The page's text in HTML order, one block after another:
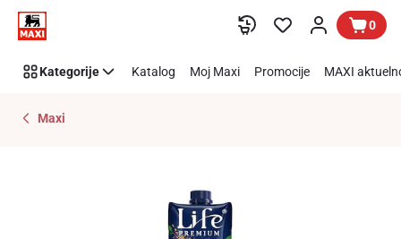
Preskoči link 0
Kategorije Katalog Moj Maxi Promocije MAXI
Maxi